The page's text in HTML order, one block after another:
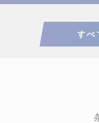
すべ